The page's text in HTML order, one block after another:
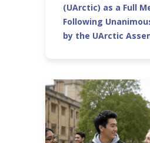
(UArctic) as a Full
Following
by the UArctic